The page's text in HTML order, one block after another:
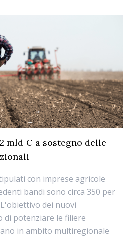
mld € a sostegno delle
con imprese agricole
bandi sono circa 350 per
dei nuovi
di potenziare le filiere
in ambito multiregionale